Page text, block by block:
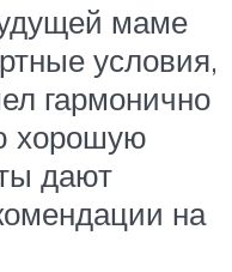
маме
условия,
гармонично
хорошую
дают
на